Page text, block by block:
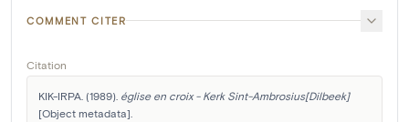
COMMENT CITER
Citation
KIK-IRPA. (1989). église en croix - Kerk Sint-Ambrosius[Dilbeek]
[Object metadata].